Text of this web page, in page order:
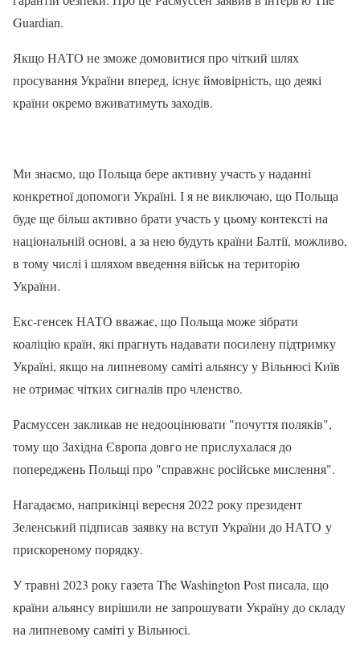
Guardian.
Якщо НАТО не зможе домовитися про чіткий шлях
просування України вперед, існує ймовірність, що деякі
країни окремо вживатимуть заходів.
Ми знаємо, що Польща бере активну участь у наданні
конкретної допомоги Україні. І я не виключаю, що Польща
буде ще більш активно брати участь у цьому контексті на
національній основі, а за нею будуть країни Балтії, можливо,
в тому числі і шляхом введення військ на територію
України.
Екс-генсек НАТО вважає, що Польща може зібрати
коаліцію країн, які прагнуть надавати посилену підтримку
Україні, якщо на липневому саміті альянсу у Вільнюсі Київ
не отримає чітких сигналів про членство.
Расмуссен закликав не недооцінювати "почуття поляків",
тому що Західна Європа довго не прислухалася до
попереджень Польщі про "справжнє російське мислення".
Нагадаємо, наприкінці вересня 2022 року президент
Зеленський підписав заявку на вступ України до НАТО у
прискореному порядку.
У травні 2023 року газета The Washington Post писала, що
країни альянсу вирішили не запрошувати Україну до складу
на липневому саміті у Вільнюсі.